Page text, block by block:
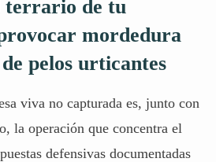
terrario de tu
mordedura
pelos urticantes
viva no capturada es, junto con
la operación que concentra el
defensivas documentadas